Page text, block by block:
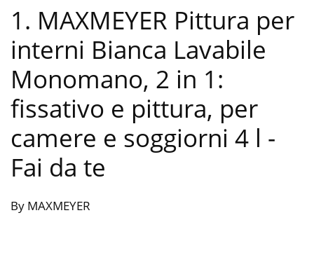
1. MAXMEYER Pittura per
interni Bianca Lavabile
Monomano, 2 in 1:
fissativo e pittura, per
camere e soggiorni 4 l -
Fai da te
By MAXMEYER